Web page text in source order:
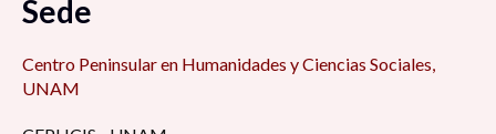
Sede
Centro Peninsular en Humanidades y Ciencias Sociales,
UNAM